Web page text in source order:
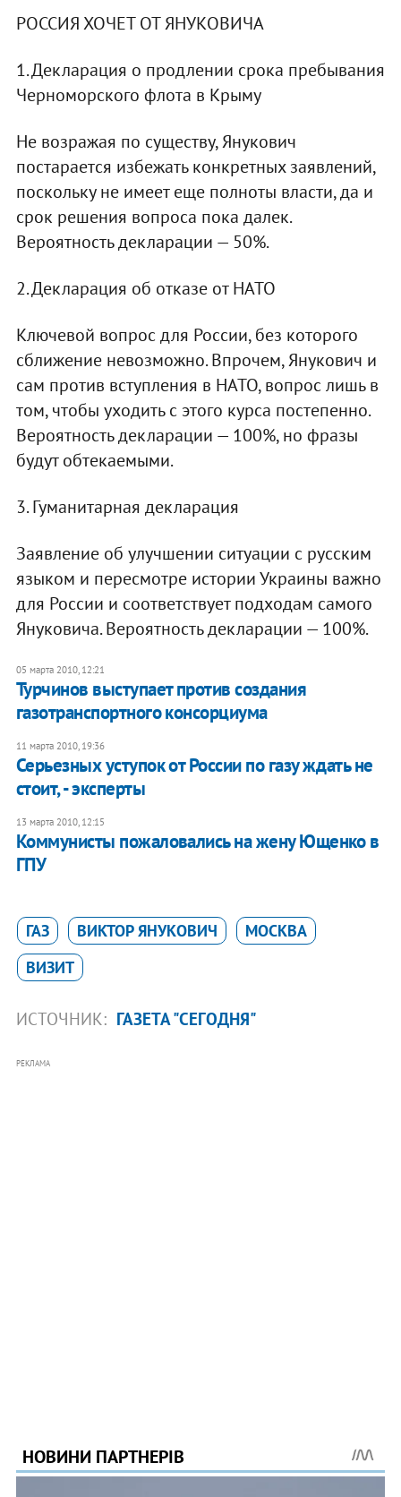
РОССИЯ ХОЧЕТ ОТ ЯНУКОВИЧА
1. Декларация о продлении срока пребывания
Черноморского флота в Крыму
Не возражая по существу, Янукович
постарается избежать конкретных заявлений,
поскольку не имеет еще полноты власти, да и
срок решения вопроса пока далек.
Вероятность декларации — 50%.
2. Декларация об отказе от НАТО
Ключевой вопрос для России, без которого
сближение невозможно. Впрочем, Янукович и
сам против вступления в НАТО, вопрос лишь в
том, чтобы уходить с этого курса постепенно.
Вероятность декларации — 100%, но фразы
будут обтекаемыми.
3. Гуманитарная декларация
Заявление об улучшении ситуации с русским
языком и пересмотре истории Украины важно
для России и соответствует подходам самого
Януковича. Вероятность декларации — 100%.
05 марта 2010, 12:21
Турчинов выступает против создания
газотранспортного консорциума
11 марта 2010, 19:36
Серьезных уступок от России по газу ждать не
стоит, - эксперты
13 марта 2010, 12:15
Коммунисты пожаловались на жену Ющенко в
ГПУ
ГАЗ ВИКТОР ЯНУКОВИЧ
МОСКВА
ВИЗИТ
ИСТОЧНИК: ГАЗЕТА "СЕГОДНЯ"
РЕКЛАМА